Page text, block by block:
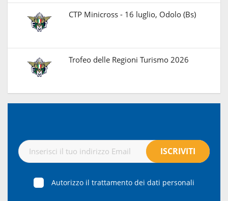
CTP Minicross - 16 luglio, Odolo (Bs)
Trofeo delle Regioni Turismo 2026
Autorizzo il trattamento dei dati personali